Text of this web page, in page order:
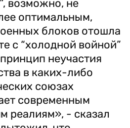
возможно, не
оптимальным,
блоков отошла
с “холодной войной”
неучастия
в каких-либо
союзах
современным
реалиям», - сказал